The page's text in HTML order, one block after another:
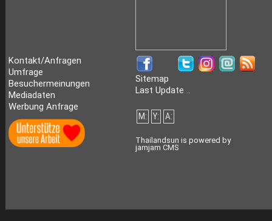
Kontakt/Anfragen
Umfrage
Besuchermeinungen
Mediadaten
Werbung Anfrage
Sitemap
Last Update ..
M: Y: A:
Thailandsun is powered by
jamjam CMS